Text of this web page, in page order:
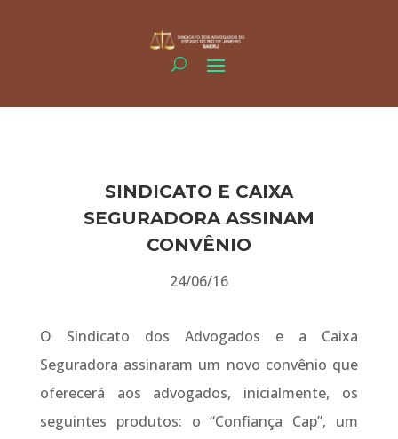
SINDICATO E CAIXA
SEGURADORA ASSINAM
CONVÊNIO
24/06/16
O Sindicato dos Advogados e a Caixa
Seguradora assinaram um novo convênio que
oferecerá aos advogados, inicialmente, os
seguintes produtos: o “Confiança Cap”, um